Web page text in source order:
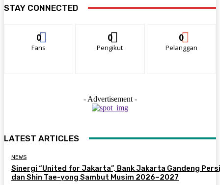
STAY CONNECTED
0
Fans
0
Pengikut
0
Pelanggan
- Advertisement -
LATEST ARTICLES
NEWS
Sinergi “United for Jakarta”, Bank Jakarta Gandeng
dan Shin Tae-yong Sambut Musim 2026–2027